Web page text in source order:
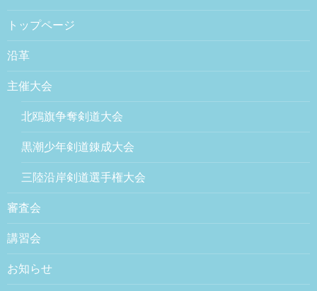
トップページ
沿革
主催大会
北鴎旗争奪剣道大会
黒潮少年剣道錬成大会
三陸沿岸剣道選手権大会
審査会
講習会
お知らせ